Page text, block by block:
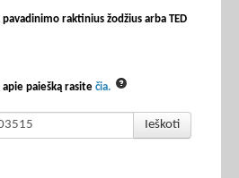
raktinius žodžius arba TED
apie paiešką rasite čia.
Ieškoti